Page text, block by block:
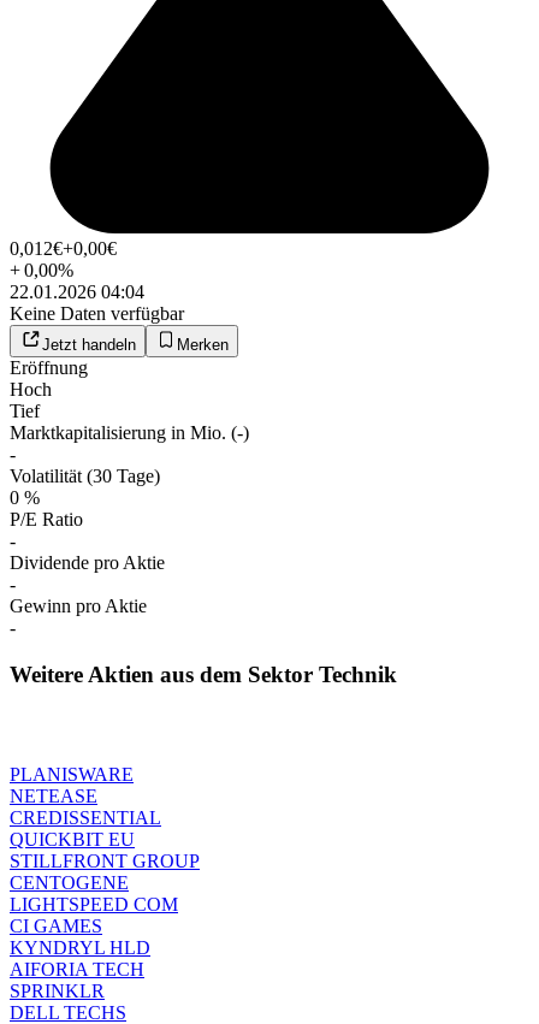
0,012€+0,00€
+0,00%
22.01.2026 04:04
Keine Daten verfügbar
Jetzt handeln Merken
Eröffnung
Hoch
Tief
Marktkapitalisierung in Mio. (-)
-
Volatilität (30 Tage)
0 %
P/E Ratio
-
Dividende pro Aktie
-
Gewinn pro Aktie
-
Weitere Aktien aus dem Sektor Technik
PLANISWARE
NETEASE
CREDISSENTIAL
QUICKBIT EU
STILLFRONT GROUP
CENTOGENE
LIGHTSPEED COM
CI GAMES
KYNDRYL HLD
AIFORIA TECH
SPRINKLR
DELL TECHS